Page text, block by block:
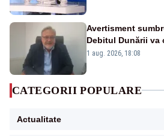
Avertisment
Debitul Dunării va
Cernavodă s-ar
1 aug. 2026, 18:08
CATEGORII POPULARE
Actualitate